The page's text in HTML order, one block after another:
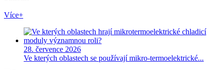
Více+
28. července 2026
Ve kterých oblastech se používají mikro-termoelektrické...